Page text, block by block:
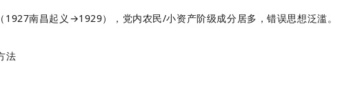
1927南昌起义→1929），党内农民/小资产阶级成分居多，错误思想泛滥
法